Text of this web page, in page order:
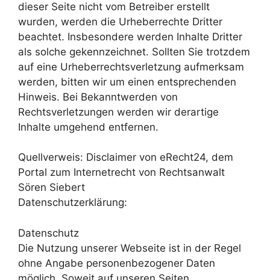
dieser Seite nicht vom Betreiber erstellt
wurden, werden die Urheberrechte Dritter
beachtet. Insbesondere werden Inhalte Dritter
als solche gekennzeichnet. Sollten Sie trotzdem
auf eine Urheberrechtsverletzung aufmerksam
werden, bitten wir um einen entsprechenden
Hinweis. Bei Bekanntwerden von
Rechtsverletzungen werden wir derartige
Inhalte umgehend entfernen.
Quellverweis: Disclaimer von eRecht24, dem
Portal zum Internetrecht von Rechtsanwalt
Sören Siebert
Datenschutzerklärung:
Datenschutz
Die Nutzung unserer Webseite ist in der Regel
ohne Angabe personenbezogener Daten